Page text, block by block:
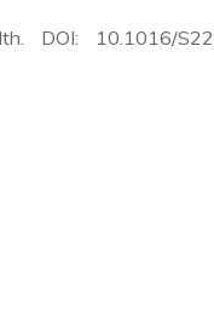
DOI: 10.1016/